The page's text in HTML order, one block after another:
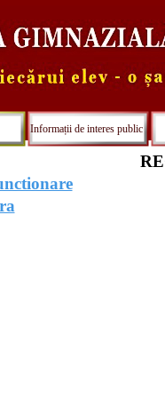
Informații de interes public